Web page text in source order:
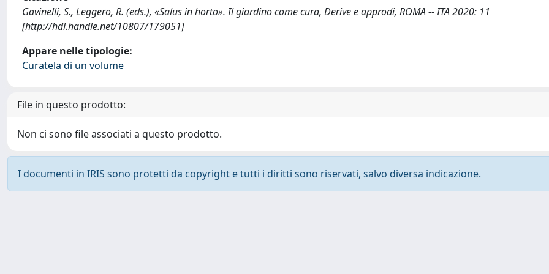
Gavinelli, S., Leggero, R. (eds.), «Salus in horto». Il giardino come cura, Derive e approdi, ROMA -- ITA 2020: 11
[http://hdl.handle.net/10807/179051]
Appare nelle tipologie:
Curatela di un volume
File in questo prodotto:
Non ci sono file associati a questo prodotto.
I documenti in IRIS sono protetti da copyright e tutti i diritti sono riservati, salvo diversa indicazione.